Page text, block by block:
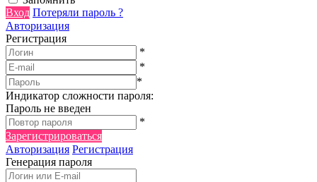
Вход Потеряли пароль ?
Авторизация
Регистрация
*
*
*
Индикатор сложности пароля:
Пароль не введен
*
Зарегистрироваться
Авторизация Регистрация
Генерация пароля